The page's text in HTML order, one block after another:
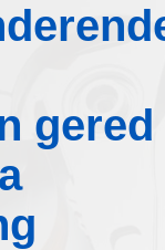
gered